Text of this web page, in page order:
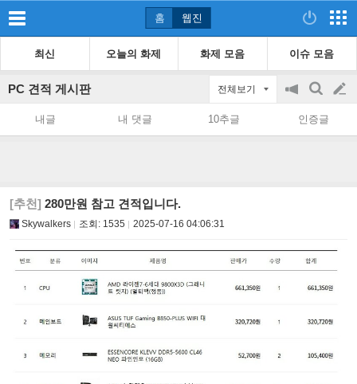
홈 웹진
최신 오늘의 화제 화제 모음 이슈 모음
PC 견적 게시판 전체보기
공
on/off
검
색
글
쓰
내글 내 댓글 10추글 인증글
[추천] 280만원 참고 견적입니다.
Skywalkers 조회: 1535 2025-07-16 04:06:31